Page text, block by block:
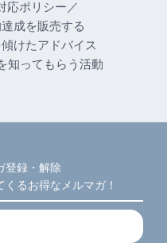
応ポリシー／
成を販売する
けたアドバイス
知ってもらう活動
登録・解除
るお得なメルマガ！